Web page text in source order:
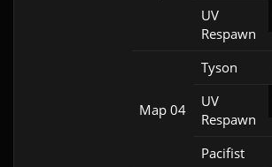
UV
Respawn
Map 04
Tyson
UV
Respawn
Pacifist